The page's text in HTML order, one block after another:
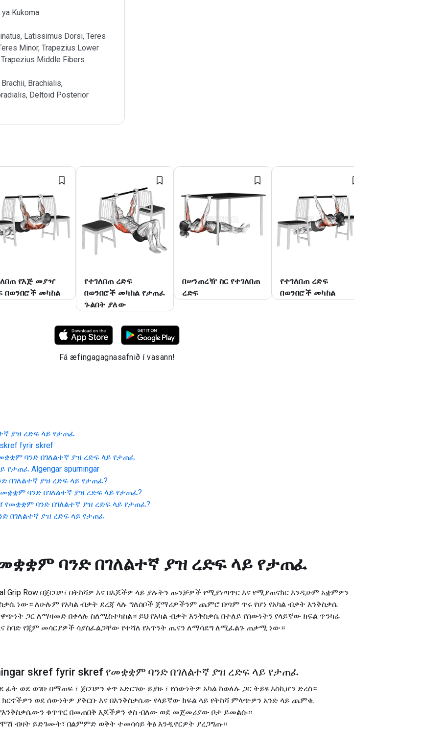
Kukoma
Latissimus Dorsi, Teres
Minor, Trapezius Lower
Middle Fibers
Brachialis,
Deltoid Posterior
የእጅ መያዣ
በወንበሮች መካከል
የተገለበጠ ረድፍ
በወንበሮች መካከል የታጠፈ
ጉልበት ያለው
በሠንጠረዥ ስር የተገለበጠ
ረድፍ
የተገለበጠ ረድፍ
በወንበሮች መካከል
Fá æfingagagnasafnið í vasann!
ያዝ ረድፍ ላይ የታጠፈ
fyrir skref
ባንድ በገለልተኛ ያዝ ረድፍ ላይ የታጠፈ
የታጠፈ Algengar spurningar
በገለልተኛ ያዝ ረድፍ ላይ የታጠፈ?
ባንድ በገለልተኛ ያዝ ረድፍ ላይ የታጠፈ?
የመቋቋም ባንድ በገለልተኛ ያዝ ረድፍ ላይ የታጠፈ?
በገለልተኛ ያዝ ረድፍ ላይ የታጠፈ
ባንድ በገለልተኛ ያዝ ረድፍ ላይ የታጠፈ
Grip Row በጀርባዎ፣ በትከሻዎ እና በእጆችዎ ላይ ያሉትን ጡንቻዎች የሚያነጣጥር እና የሚያጠናክር እንዲሁም አቋምዎን
ነው። ለሁሉም የአካል ብቃት ደረጃ ላሉ ግለሰቦች ጀማሪዎችንም ጨምሮ በጣም ጥሩ የሆነ የአካል ብቃት እንቅስቃሴ
ጋር ለማዛመድ በቀላሉ ስለሚስተካከል። ይህ የአካል ብቃት እንቅስቃሴ በተለይ የሰውነትን የላይኛው ክፍል ጥንካሬ
ከባድ የጂም መሳርያዎች ሳያስፈልጋቸው የተሻለ የአጥንት ጤናን ለማሳደግ ለሚፈልጉ ጠቃሚ ነው።
skref fyrir skref የመቋቋም ባንድ በገለልተኛ ያዝ ረድፍ ላይ የታጠፈ
ወደ ወገቡ በማጠፍ ፣ ጀርባዎን ቀጥ አድርገው ይያዙ ፣ የሰውነትዎ አካል ከወለሉ ጋር ትይዩ እስኪሆን ድረስ።
ክርኖችዎን ወደ ሰውነትዎ ያቅርቡ እና በእንቅስቃሴው የላይኛው ክፍል ላይ የትከሻ ምላጭዎን አንድ ላይ ጨምቁ.
ቁጥጥር በመጠበቅ እጆችዎን ቀስ ብለው ወደ መጀመሪያው ቦታ ይመልሱ።
ብዛት ይድገሙት፣ በልምምድ ወቅት ተመሳሳይ ቅፅ እንዲኖርዎት ያረጋግጡ።